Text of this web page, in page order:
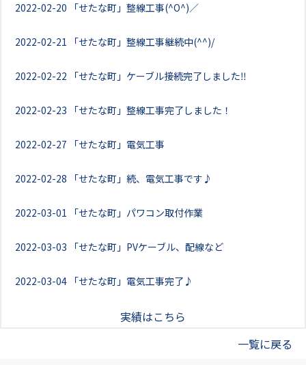
2022-02-20 「せたな町」整線工事(^O^)／
2022-02-21 「せたな町」整線工事継続中(^^)/
2022-02-22 「せたな町」ケーブル接続完了しました‼
2022-02-23 「せたな町」整線工事完了しました！
2022-02-27 「せたな町」電気工事
2022-02-28 「せたな町」続、電気工事です♪
2022-03-01 「せたな町」パワコン取付作業
2022-03-03 「せたな町」PVケーブル、配線など
2022-03-04 「せたな町」電気工事完了♪
実績はこちら
一覧に戻る